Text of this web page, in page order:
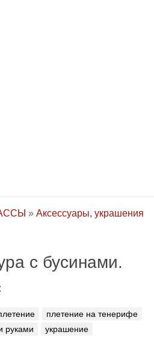
» Аксессуары, украшения
с бусинами.
плетение на тенерифе
руками украшение